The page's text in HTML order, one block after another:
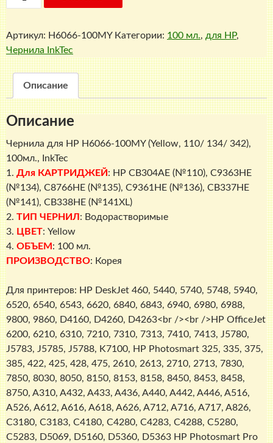
товара
Чернила
для
HP
H6066-
100MY
(Yellow,
110/
134/
342),
100мл.,
InkTec
Артикул: H6066-100MY Категории: 100 мл., для HP,
Чернила InkTec
Описание
Описание
Чернила для HP H6066-100MY (Yellow, 110/ 134/ 342),
100мл., InkTec
1. Для КАРТРИДЖЕЙ : HP CB304AE (№110), C9363HE
(№134), C8766HE (№135), C9361HE (№136), CB337HE
(№141), CB338HE (№141XL)
2. ТИП ЧЕРНИЛ : Водорастворимые
3. ЦВЕТ: Yellow
4. ОБЪЕМ : 100 мл.
ПРОИЗВОДСТВО: Корея
Для принтеров: HP DeskJet 460, 5440, 5740, 5748, 5940,
6520, 6540, 6543, 6620, 6840, 6843, 6940, 6980, 6988,
9800, 9860, D4160, D4260, D4263<br /><br />HP OfficeJet
6200, 6210, 6310, 7210, 7310, 7313, 7410, 7413, J5780,
J5783, J5785, J5788, K7100, HP Photosmart 325, 335, 375,
385, 422, 425, 428, 475, 2610, 2613, 2710, 2713, 7830,
7850, 8030, 8050, 8150, 8153, 8158, 8450, 8453, 8458,
8750, A310, A432, A433, A436, A440, A442, A446, A516,
A526, A612, A616, A618, A626, A712, A716, A717, A826,
C3180, C3183, C4180, C4280, C4283, C4288, C5280,
C5283, D5069, D5160, D5360, D5363 HP Photosmart Pro